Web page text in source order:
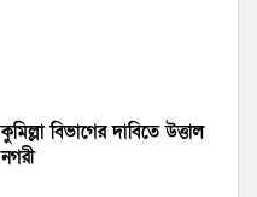
কুমিল্লা বিভাগের দাবিতে উত্তাল
নগরী